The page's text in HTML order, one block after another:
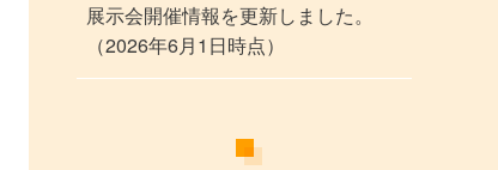
展示会開催情報を更新しました。
（2026年6月1日時点）